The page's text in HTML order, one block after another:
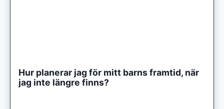
Hur planerar jag för mitt barns framtid, när
jag inte längre finns?